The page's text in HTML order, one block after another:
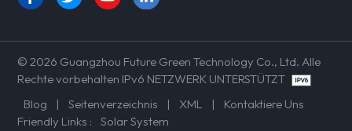
© 2026 Guangzhou Future Green Technology Co., Ltd. Alle
Rechte vorbehalten IPv6 NETZWERK UNTERSTÜTZT
Blog
| Seitenverzeichnis | XML |
Kontaktiere Uns
Friendly Links :
Solar System